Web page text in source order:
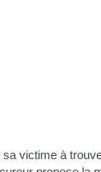
sa victime à